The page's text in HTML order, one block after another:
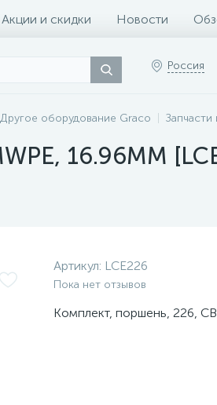
Акции и скидки Новости
Россия
Другое оборудование Graco
16.96MM
Артикул: LCE226
Пока нет отзывов
Комплект, поршень, 226,